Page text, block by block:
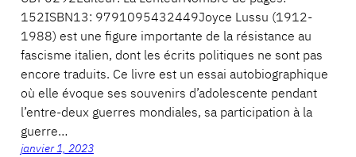
152ISBN13: 9791095432449Joyce Lussu (1912-
1988) est une figure importante de la résistance au
fascisme italien, dont les écrits politiques ne sont pas
encore traduits. Ce livre est un essai autobiographique
où elle évoque ses souvenirs d’adolescente pendant
l’entre-deux guerres mondiales, sa participation à la
guerre…
janvier 1, 2023